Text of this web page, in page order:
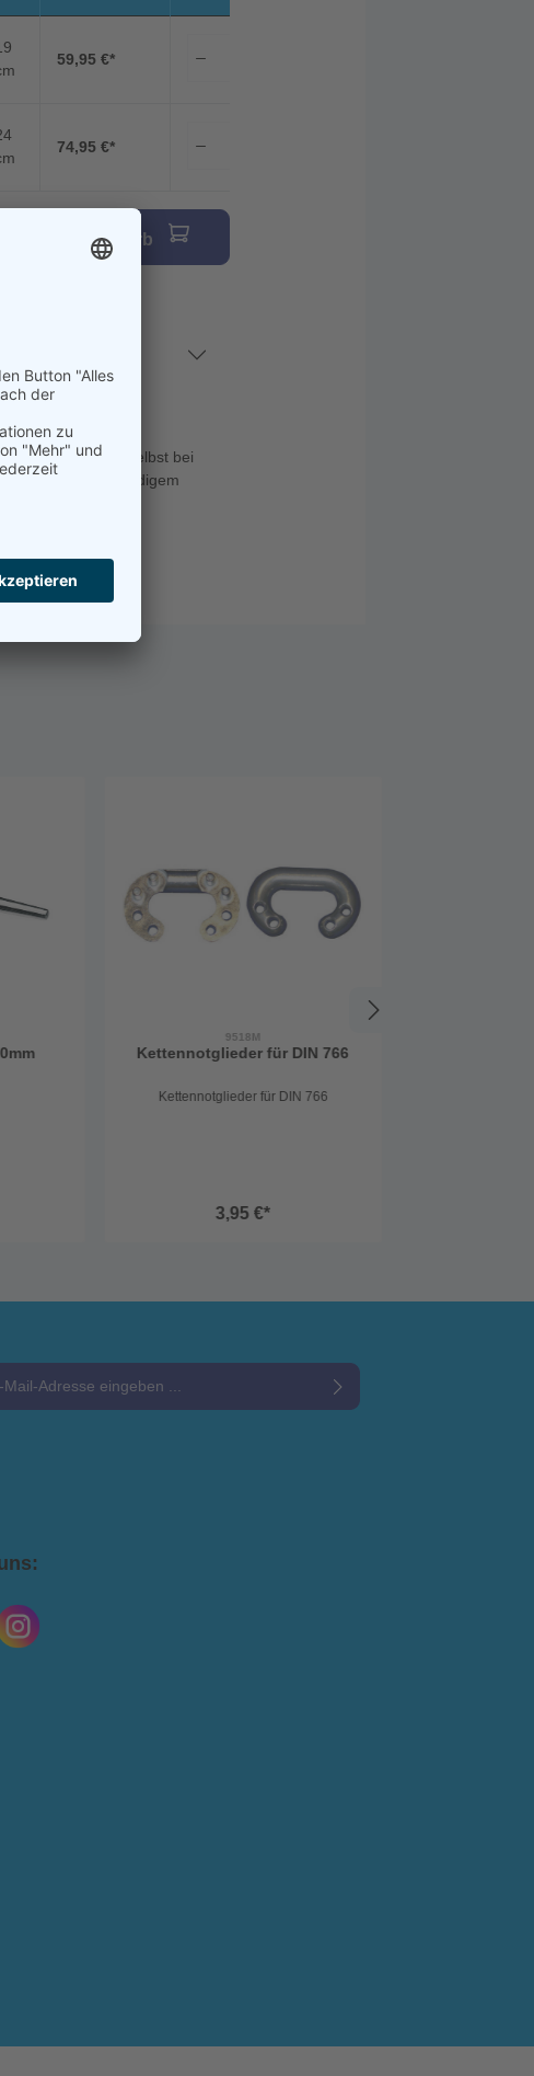
59,95 €*
74,95 €*
in den Warenkorb
befestigt wird. Selbst bei
aus UV-beständigem
A4 300mm
9518M
Kettennotglieder für DIN 766
Kettennotglieder für DIN 766
3,95 €*